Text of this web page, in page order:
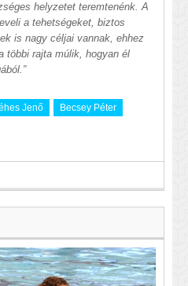
helyzetet teremtenénk. A
a tehetségeket, biztos
is nagy céljai vannak, ehhez
többi rajta múlik, hogyan él
Jenő
Becsey Péter